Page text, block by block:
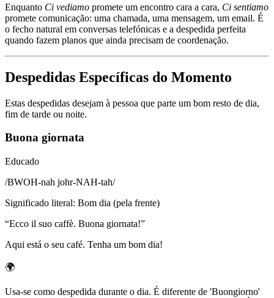
Enquanto Ci vediamo promete um encontro cara a cara, Ci sentiamo
promete comunicação: uma chamada, uma mensagem, um email. É
o fecho natural em conversas telefónicas e a despedida perfeita
quando fazem planos que ainda precisam de coordenação.
Despedidas Específicas do Momento
Estas despedidas desejam à pessoa que parte um bom resto de dia,
fim de tarde ou noite.
Buona giornata
Educado
/BWOH-nah johr-NAH-tah/
Significado literal: Bom dia (pela frente)
“Ecco il suo caffè. Buona giornata!”
Aqui está o seu café. Tenha um bom dia!
🌍
Usa-se como despedida durante o dia. É diferente de 'Buongiorno'